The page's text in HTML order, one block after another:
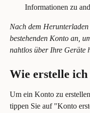
Informationen zu
Nach dem
bestehenden Konto an,
nahtlos über Ihre Geräte
Wie erstelle
Um ein Konto zu
tippen Sie auf "Konto